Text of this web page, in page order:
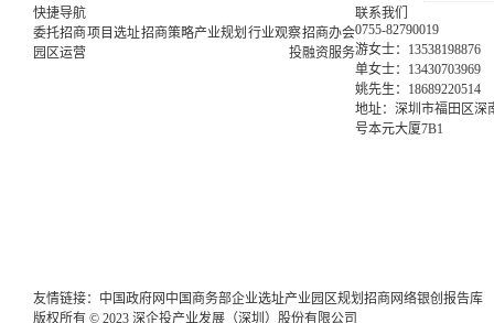
快捷导航
委托招商项目选址招商策略产业规划 行业观察招商办会
园区运营
投融资服务
联系我们
0755-82790019
游女士：13538198876
单女士：13430703969
姚先生：18689220514
地址：深圳市福田区深
号本元大厦7B1
友情链接： 中国政府网 中国商务部企业选址产业园区规划 招商网络银创报告库
版权所有 © 2023 深企投产业发展（深圳）股份有限公司